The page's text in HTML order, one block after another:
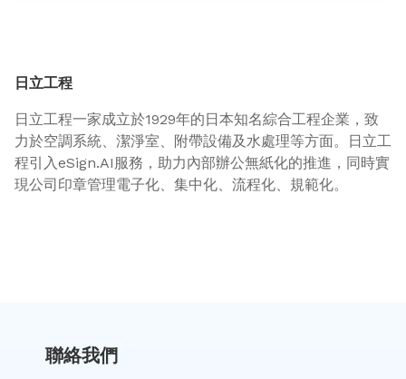
日立工程
日立工程一家成立於1929年的日本知名綜合工程企業，致
力於空調系統、潔淨室、附帶設備及水處理等方面。日立工
程引入eSign.AI服務，助力內部辦公無紙化的推進，同時實
現公司印章管理電子化、集中化、流程化、規範化。
聯絡我們